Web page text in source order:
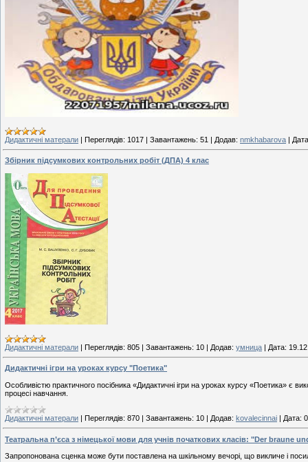
Дидактичні матерали | Переглядів: 1017 | Завантажень: 51 | Додав: nmkhabarova |
Збірник підсумкових контрольних робіт (ДПА) 4 клас
Дидактичні матерали | Переглядів: 805 | Завантажень: 10 | Додав: умница | Дата:
Дидактичні ігри на уроках курсу "Поетика"
Особливістю практичного посібника «Дидактичні ігри на уроках курсу «Поетика» є
процесі навчання.
Дидактичні матерали Переглядів: 870 Завантажень: 10 Додав: kovalecinnai Дата:
Театральна п’єса з німецької мови для учнів початкових класів: "Der braune
Запропонована сценка може бути поставлена на шкільному вечорі, що викличе і